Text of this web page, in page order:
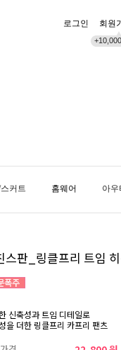
로그인 회원
커트 홈웨어 아우
스판_링클프리 트임
신축성과 트임 디테일로
을 더한 링클프리 카프리 팬츠